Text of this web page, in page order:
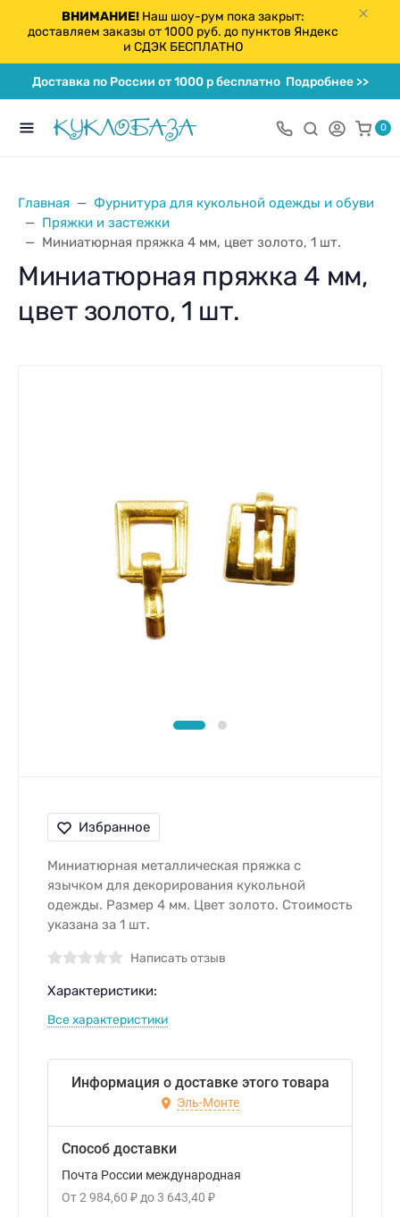
ВНИМАНИЕ!Наш шоу-рум пока закрыт:
доставляем заказы от 1000 руб. до пунктов Яндекс
и СДЭК БЕСПЛАТНО
Доставка по России от 1000 р бесплатноПодробнее >>
0
Главная
Фурнитура для кукольной одежды и обуви
Пряжки и застежки
Миниатюрная пряжка 4 мм, цвет золото, 1 шт.
Миниатюрная пряжка 4 мм,
цвет золото, 1 шт.
Избранное
​Миниатюрная металлическая пряжка с
язычком для декорирования кукольной
одежды. Размер 4 мм. Цвет золото. Стоимость
указана за 1 шт.
Написать отзыв
Характеристики:
Все характеристики
Информация о доставке этого товара
Эль-Монте
Способ доставки
Почта России международная
От
2 984,60 ₽ до 3 643,40 ₽